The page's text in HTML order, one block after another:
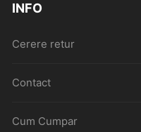
INFO
Cerere retur
Contact
Cum Cumpar